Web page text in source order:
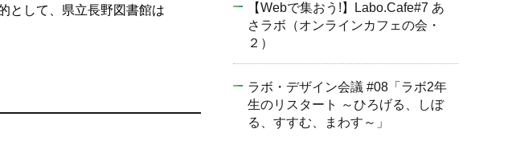
として、県立長野図書館は
【Webで集おう!】Labo.Cafe#7 あ
さラボ（オンラインカフェの会・
２）
ラボ・デザイン会議 #08「ラボ2年
生のリスタート ～ひろげる、しぼ
る、すすむ、まわす～」